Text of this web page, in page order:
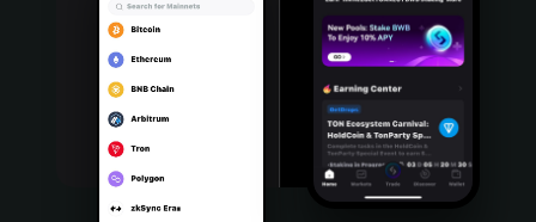
Português (Portugal)
Bahasa Indonesia